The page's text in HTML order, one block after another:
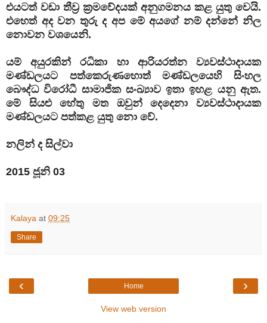
එයටත් වඩා තීව්‍ර ක්‍රමවේදයක් අනුගමනය කළ යුතු වෙයි.
එහෙත් අද වන තුරු ද අප මේ අයගේ නම් දන්නේ නිල
නොවන වශයෙනි.
යම් අයුරකින් රධිකා හා ආරියරත්න ව්‍යවස්ථාදායක
මණ්ඩලයට පත්කෙරුණහොත් මණ්ඩලයෙහි සිංහල
බෞද්ධ විරෝධී සාමාජික සංඛ්‍යාව ඉතා ඉහළ යනු ඇත.
මේ සියළු හේතු මත ඔවුන් දෙදෙනා ව්‍යවස්ථාදායක
මණ්ඩලයට පත්කළ යුතු නො වේ.
නලින් ද සිල්වා
2015 ජූනි 03
Kalaya at 09:25
Share
‹ ›
Home
View web version